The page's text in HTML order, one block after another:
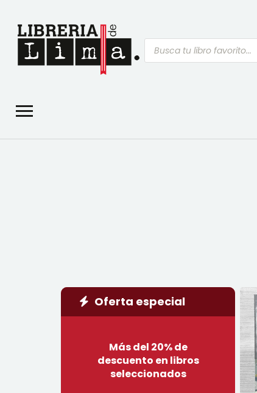
Búsqueda
de
productos
Oferta especial
Más del 20% de
descuento en libros
seleccionados